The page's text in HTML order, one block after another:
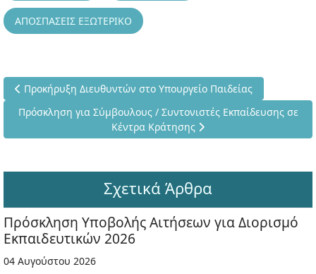
ΑΠΟΣΠΑΣΕΙΣ ΕΞΩΤΕΡΙΚΟ
Προηγούμενο άρθρο: Προκήρυξη Διευθυντών στο Υπουργείο
Προκήρυξη Διευθυντών στο Υπουργείο Παιδείας
Επόμενο άρθρο: Πρόσκληση για Σύμβουλους / Συντονιστές
Πρόσκληση για Σύμβουλους / Συντονιστές Εκπαίδευσης σε
Κέντρα Κράτησης
Σχετικά Άρθρα
Πρόσκληση Υποβολής Αιτήσεων για Διορισμό
Εκπαιδευτικών 2026
04 Αυγούστου 2026